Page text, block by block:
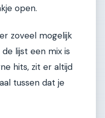
open.
zoveel mogelijk
lijst een mix is
hits, zit er altijd
tussen dat je